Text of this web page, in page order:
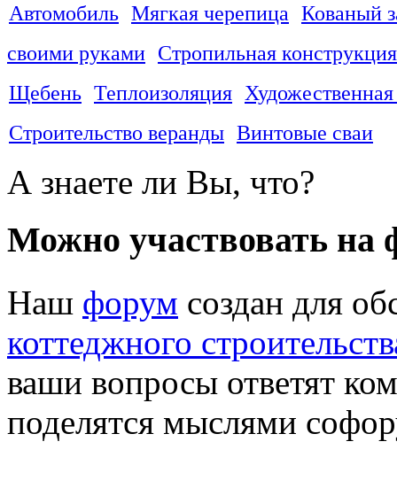
Автомобиль Мягкая черепица Кованый
своими руками Стропильная конструкция
Щебень Теплоизоляция Художественная
Строительство веранды Винтовые сваи
А знаете ли Вы, что?
Можно участвовать на
Наш форум создан для
коттеджного
ваши вопросы ответят
поделятся мыслями